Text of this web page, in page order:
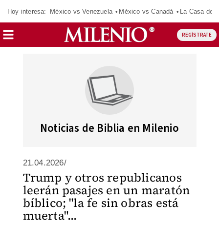
Hoy interesa: México vs Venezuela México vs Canadá La Casa de
REGÍSTRATE
Noticias de Biblia en Milenio
21.04.2026/
Trump y otros republicanos
leerán pasajes en un maratón
bíblico; "la fe sin obras está
muerta"...